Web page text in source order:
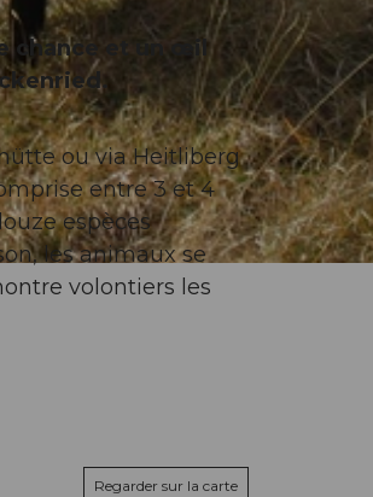
chance et un œil
ou via Heitliberg
entre 3 et 4
espèces
les animaux se
volontiers les
Regarder sur la carte